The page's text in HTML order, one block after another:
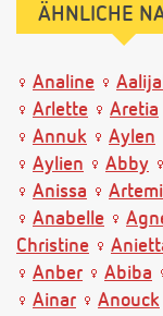
ÄHNLICHE
Analine
Arlette
Aretia
Annuk
Aylen
Aylien
Abby
Anissa
Anabelle
Christine
Anber
Abiba
Ainar
Anouck